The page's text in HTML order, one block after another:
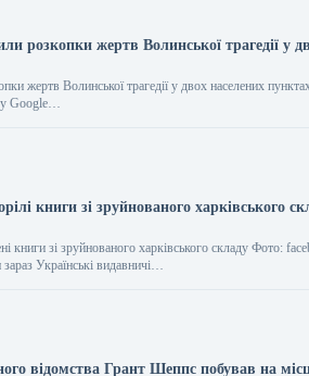
розкопки жертв Волинської трагедії у
жертв Волинської трагедії у двох населених
у Google…
книги зі зруйнованого харківського
книги зі зруйнованого харківського складу Фото:
Українські видавничі…
відомства Грант Шеппс побував на